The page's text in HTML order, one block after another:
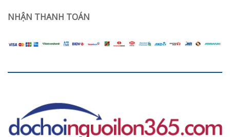
NHẬN THANH TOÁN